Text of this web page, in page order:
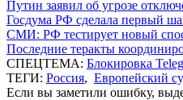
Путин заявил об угрозе
Госдума РФ сделала первый
СМИ: РФ тестирует новый
Последние теракты
СПЕЦТЕМА: Блокировка
ТЕГИ: Россия, Европейский
Если вы заметили ошибку,